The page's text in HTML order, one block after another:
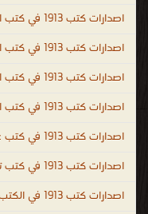
اصدارات كتب 1913 في كتب الأطفال قصص ومجلات
اصدارات كتب 1913 في كتب الطب
اصدارات كتب 1913 في كتب اللياقة البدنية والصحة العامة
اصدارات كتب 1913 في كتب الأدب
اصدارات كتب 1913 في كتب علوم سياسية وقانونية
اصدارات كتب 1913 في كتب تعلم اللغات
اصدارات كتب 1913 في الكتب والموسوعات العامة